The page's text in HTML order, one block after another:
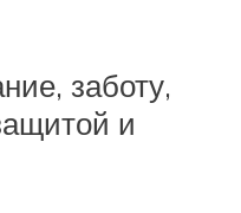
заботу,
и